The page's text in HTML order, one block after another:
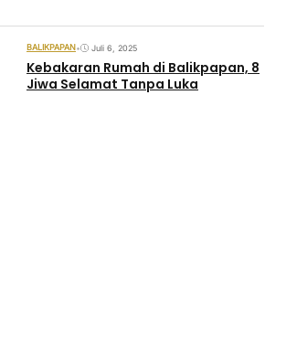
BALIKPAPAN• Juli 6, 2025
Kebakaran Rumah di Balikpapan, 8
Jiwa Selamat Tanpa Luka